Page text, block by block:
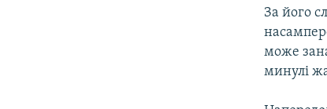
За його
може
минулі